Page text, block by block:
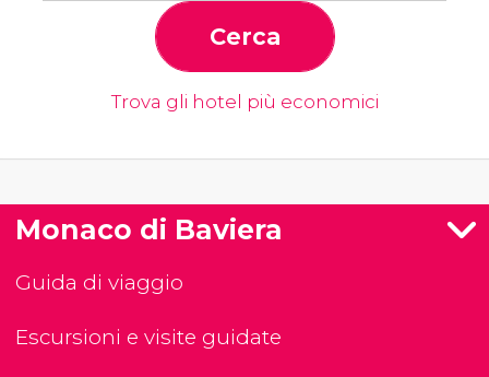
Cerca
Trova gli hotel più economici
Monaco di Baviera
Guida di viaggio
Escursioni e visite guidate